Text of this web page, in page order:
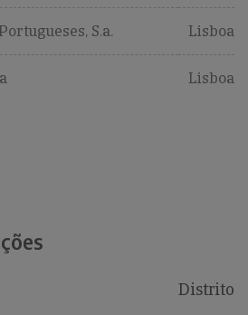
S.a. Lisboa
Lisboa
Distrito